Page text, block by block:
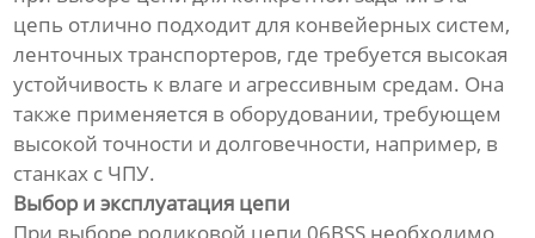
цепь отлично подходит для конвейерных систем,
ленточных транспортеров, где требуется высокая
устойчивость к влаге и агрессивным средам. Она
также применяется в оборудовании, требующем
высокой точности и долговечности, например, в
станках с ЧПУ.
Выбор и эксплуатация цепи